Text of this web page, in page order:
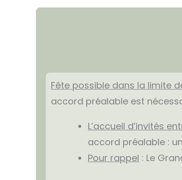
Fête possible dans la limite
accord préalable est
L’accueil d’invités
accord préalable :
Pour rappel : Le